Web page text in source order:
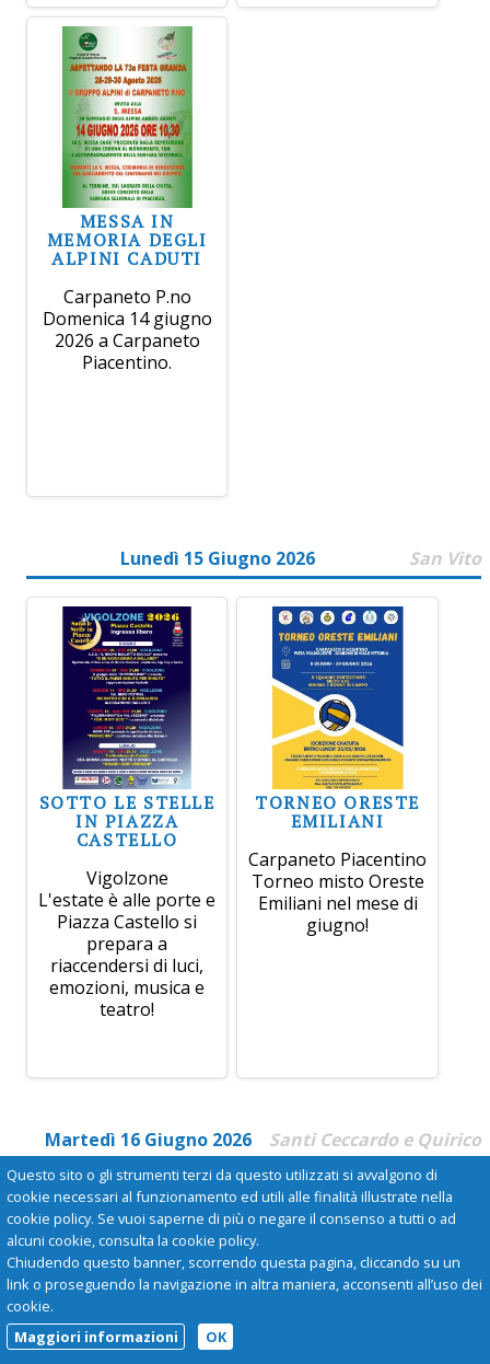
MESSA IN
MEMORIA DEGLI
ALPINI CADUTI
Carpaneto P.no
Domenica 14 giugno
2026 a Carpaneto
Piacentino.
Lunedì 15 Giugno 2026 San Vito
SOTTO LE STELLE
IN PIAZZA
CASTELLO
Vigolzone
L'estate è alle porte e
Piazza Castello si
prepara a
riaccendersi di luci,
emozioni, musica e
teatro!
TORNEO ORESTE
EMILIANI
Carpaneto Piacentino
Torneo misto Oreste
Emiliani nel mese di
giugno!
Martedì 16 Giugno 2026 Santi Ceccardo e Quirico
Questo sito o gli strumenti terzi da questo utilizzati si avvalgono di
cookie necessari al funzionamento ed utili alle finalità illustrate nella
cookie policy. Se vuoi saperne di più o negare il consenso a tutti o ad
alcuni cookie, consulta la cookie policy.
Chiudendo questo banner, scorrendo questa pagina, cliccando su un
link o proseguendo la navigazione in altra maniera, acconsenti all’uso dei
cookie.
Maggiori informazioni
OK